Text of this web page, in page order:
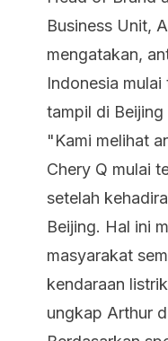
Business Unit,
mengatakan,
Indonesia
tampil di Beijing
"Kami melihat
Chery Q mulai
setelah
Beijing. Hal ini
masyarakat
kendaraan
ungkap Arthur